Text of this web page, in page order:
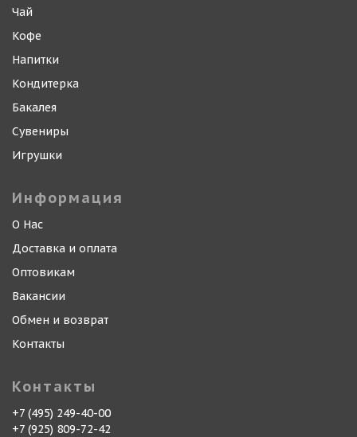
Чай
Кофе
Напитки
Кондитерка
Бакалея
Сувениры
Игрушки
Информация
О Нас
Доставка и оплата
Оптовикам
Вакансии
Обмен и возврат
Контакты
Контакты
+7 (495) 249-40-00
+7 (925) 809-72-42